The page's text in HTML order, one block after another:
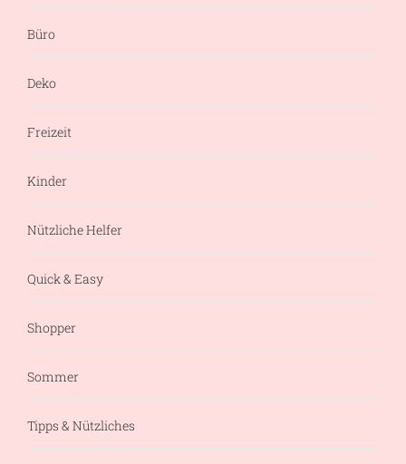
Büro
Deko
Freizeit
Kinder
Nützliche Helfer
Quick & Easy
Shopper
Sommer
Tipps & Nützliches